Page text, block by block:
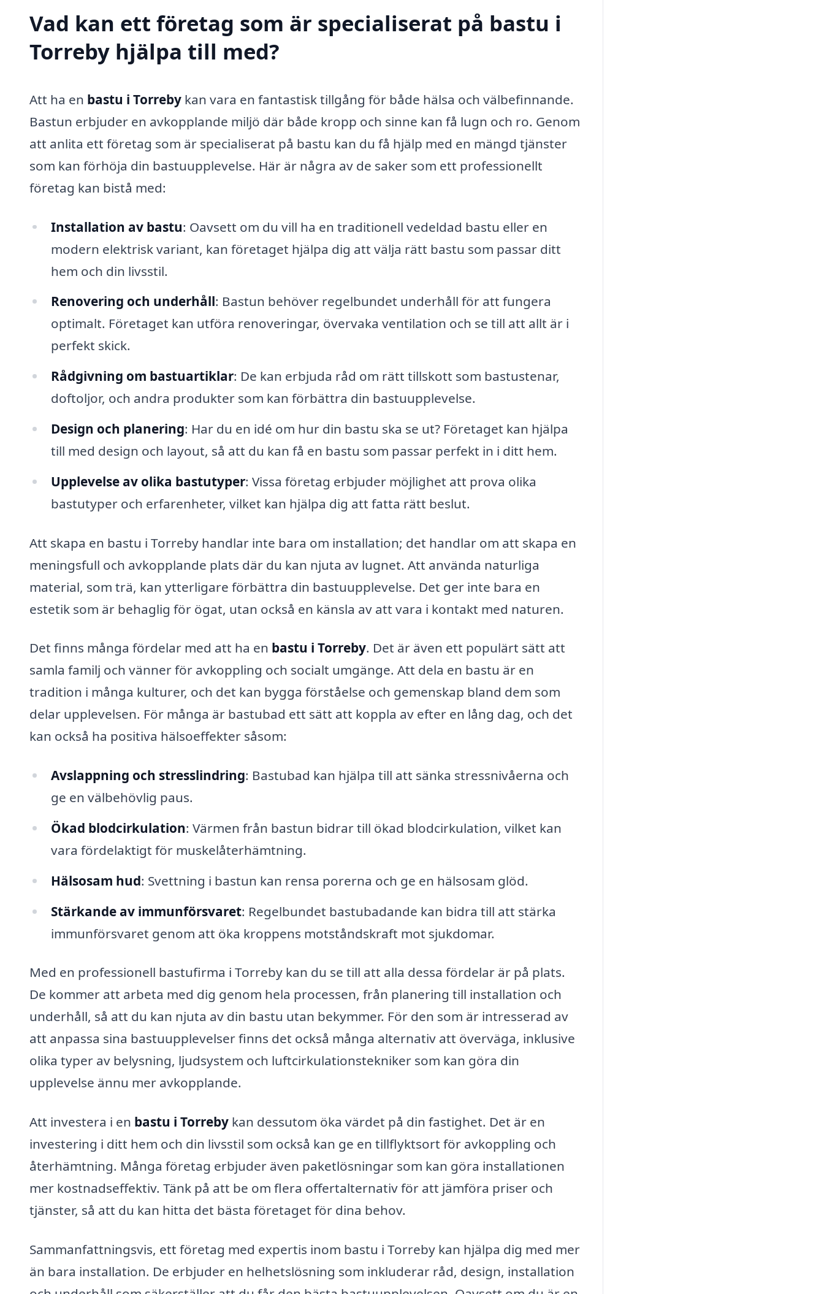
Vad kan ett företag som är specialiserat på bastu i
Torreby hjälpa till med?
Att ha en bastu i Torreby kan vara en fantastisk tillgång för både hälsa och välbefinnande.
Bastun erbjuder en avkopplande miljö där både kropp och sinne kan få lugn och ro. Genom
att anlita ett företag som är specialiserat på bastu kan du få hjälp med en mängd tjänster
som kan förhöja din bastuupplevelse. Här är några av de saker som ett professionellt
företag kan bistå med:
Installation av bastu: Oavsett om du vill ha en traditionell vedeldad bastu eller en
modern elektrisk variant, kan företaget hjälpa dig att välja rätt bastu som passar ditt
hem och din livsstil.
Renovering och underhåll: Bastun behöver regelbundet underhåll för att fungera
optimalt. Företaget kan utföra renoveringar, övervaka ventilation och se till att allt är i
perfekt skick.
Rådgivning om bastuartiklar: De kan erbjuda råd om rätt tillskott som bastustenar,
doftoljor, och andra produkter som kan förbättra din bastuupplevelse.
Design och planering: Har du en idé om hur din bastu ska se ut? Företaget kan hjälpa
till med design och layout, så att du kan få en bastu som passar perfekt in i ditt hem.
Upplevelse av olika bastutyper: Vissa företag erbjuder möjlighet att prova olika
bastutyper och erfarenheter, vilket kan hjälpa dig att fatta rätt beslut.
Att skapa en bastu i Torreby handlar inte bara om installation; det handlar om att skapa en
meningsfull och avkopplande plats där du kan njuta av lugnet. Att använda naturliga
material, som trä, kan ytterligare förbättra din bastuupplevelse. Det ger inte bara en
estetik som är behaglig för ögat, utan också en känsla av att vara i kontakt med naturen.
Det finns många fördelar med att ha en bastu i Torreby. Det är även ett populärt sätt att
samla familj och vänner för avkoppling och socialt umgänge. Att dela en bastu är en
tradition i många kulturer, och det kan bygga förståelse och gemenskap bland dem som
delar upplevelsen. För många är bastubad ett sätt att koppla av efter en lång dag, och det
kan också ha positiva hälsoeffekter såsom:
Avslappning och stresslindring: Bastubad kan hjälpa till att sänka stressnivåerna och
ge en välbehövlig paus.
Ökad blodcirkulation: Värmen från bastun bidrar till ökad blodcirkulation, vilket kan
vara fördelaktigt för muskelåterhämtning.
Hälsosam hud: Svettning i bastun kan rensa porerna och ge en hälsosam glöd.
Stärkande av immunförsvaret: Regelbundet bastubadande kan bidra till att stärka
immunförsvaret genom att öka kroppens motståndskraft mot sjukdomar.
Med en professionell bastufirma i Torreby kan du se till att alla dessa fördelar är på plats.
De kommer att arbeta med dig genom hela processen, från planering till installation och
underhåll, så att du kan njuta av din bastu utan bekymmer. För den som är intresserad av
att anpassa sina bastuupplevelser finns det också många alternativ att överväga, inklusive
olika typer av belysning, ljudsystem och luftcirkulationstekniker som kan göra din
upplevelse ännu mer avkopplande.
Att investera i en bastu i Torreby kan dessutom öka värdet på din fastighet. Det är en
investering i ditt hem och din livsstil som också kan ge en tillflyktsort för avkoppling och
återhämtning. Många företag erbjuder även paketlösningar som kan göra installationen
mer kostnadseffektiv. Tänk på att be om flera offertalternativ för att jämföra priser och
tjänster, så att du kan hitta det bästa företaget för dina behov.
Sammanfattningsvis, ett företag med expertis inom bastu i Torreby kan hjälpa dig med mer
än bara installation. De erbjuder en helhetslösning som inkluderar råd, design, installation